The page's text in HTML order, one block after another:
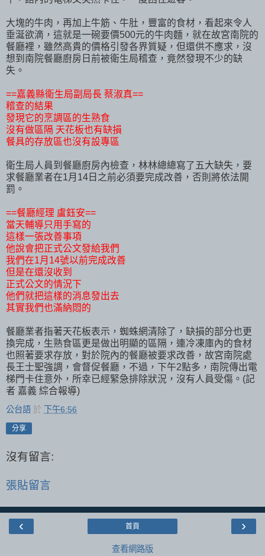
大塊的牛肉，再加上牛筋、牛肚，豐富的食材，看起來令人
垂涎欲滴，這就是一碗要價500元的牛肉麵，就在故宮南院的
餐廳裡，雖然高貴的價格引發各界質疑，但還供不應求，沒
想到南院餐廳廚房日前被衛生局稽查，竟然發現不少的缺
失。
==嘉義縣衛生局副局長 蔡淑真==
稽查的結果
發現它的烹調區的生熟食
沒有做區隔 天花板也有缺損
餐具的存放區也沒有設專區
衛生局人員到餐廳廚房內檢查，林林總總寫了五大缺失，要
求餐廳業者在1月14日之前必須要完成改善，否則將依法開
罰。
==餐廳經理 盧鈺安==
當天輔導只用手寫的
這樣一張改善事項
他說會把正式公文發給我們
我們在1月14號以前完成改善
但是在還沒收到
正式公文的情況下
他們就把這樣的消息發出去
其實我們也滿納悶的
餐廳業者指著天花板表示，蜘蛛網清除了，缺損的部分也更
換完成，生熟食區更是做出明顯的區隔，連冷凍庫內的食材
也照著要求存放，對於院內的餐廳被要求改善，故宮南院處
長王士聖強調，會督促餐廳，不過，下午2點多，南院傳出電
梯門卡住意外，所幸已經緊急排除狀況，沒有人員受傷。(記
者 嘉義 綜合報導)
公台語 於 下午6:56
分享
沒有留言:
張貼留言
‹ ›
首頁
查看網路版